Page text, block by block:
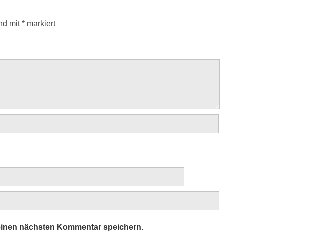
mit* markiert
nächsten Kommentar speichern.